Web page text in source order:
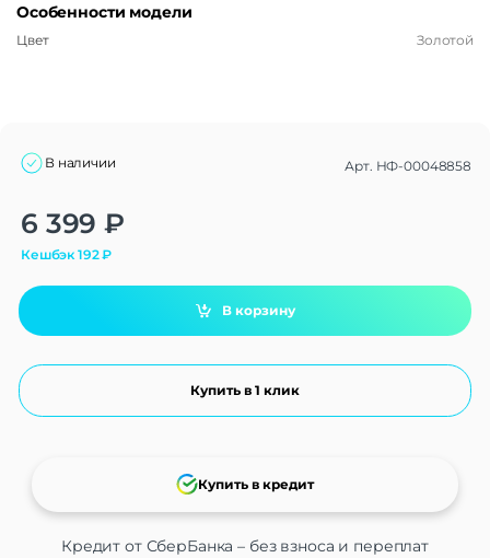
Особенности модели
Цвет Золотой
В наличии Арт. НФ-00048858
6 399 ₽
Кешбэк192₽
В корзину
Купить в 1 клик
Кредит от СберБанка – без взноса и переплат
Купить в кредит
Alternative: